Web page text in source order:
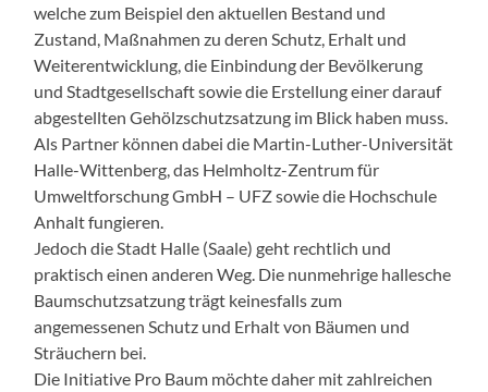
welche zum Beispiel den aktuellen Bestand und
Zustand, Maßnahmen zu deren Schutz, Erhalt und
Weiterentwicklung, die Einbindung der Bevölkerung
und Stadtgesellschaft sowie die Erstellung einer darauf
abgestellten Gehölzschutzsatzung im Blick haben muss.
Als Partner können dabei die Martin-Luther-Universität
Halle-Wittenberg, das Helmholtz-Zentrum für
Umweltforschung GmbH – UFZ sowie die Hochschule
Anhalt fungieren.
Jedoch die Stadt Halle (Saale) geht rechtlich und
praktisch einen anderen Weg. Die nunmehrige hallesche
Baumschutzsatzung trägt keinesfalls zum
angemessenen Schutz und Erhalt von Bäumen und
Sträuchern bei.
Die Initiative Pro Baum möchte daher mit zahlreichen